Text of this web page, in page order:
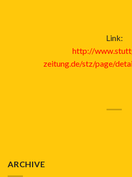
Link:
http://
zeitung.de/stz/page/
ARCHIVE